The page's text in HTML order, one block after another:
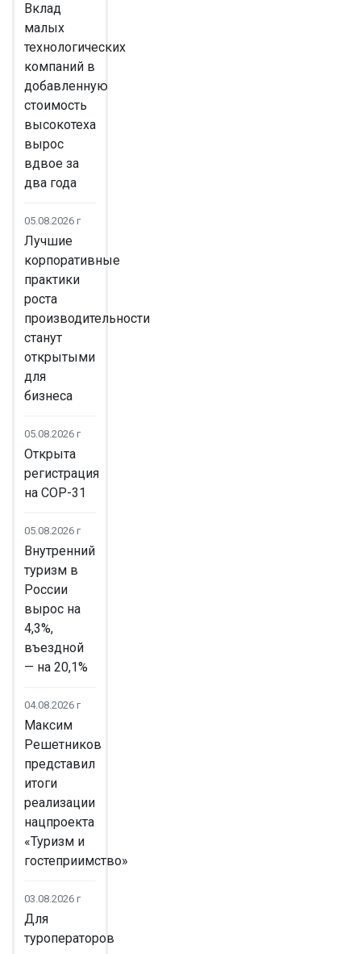
Вклад
малых
технологических
компаний в
добавленную
стоимость
высокотеха
вырос
вдвое за
два года
05.08.2026 г
Лучшие
корпоративные
практики
роста
производительности
станут
открытыми
для
бизнеса
05.08.2026 г
Открыта
регистрация
на COP-31
05.08.2026 г
Внутренний
туризм в
России
вырос на
4,3%,
въездной
— на 20,1%
04.08.2026 г
Максим
Решетников
представил
итоги
реализации
нацпроекта
«Туризм и
гостеприимство»
03.08.2026 г
Для
туроператоров